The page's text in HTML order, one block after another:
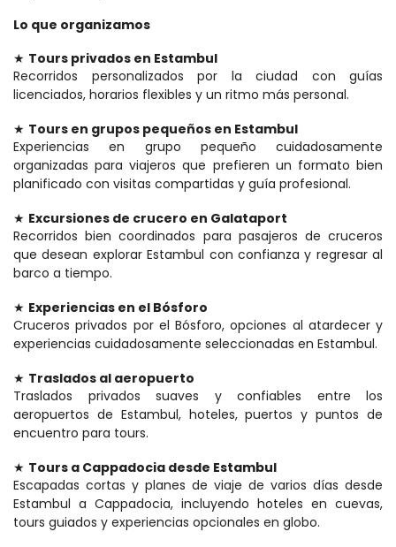
Lo que organizamos
★ Tours privados en Estambul
Recorridos personalizados por la ciudad con guías
licenciados, horarios flexibles y un ritmo más personal.
★ Tours en grupos pequeños en Estambul
Experiencias en grupo pequeño cuidadosamente
organizadas para viajeros que prefieren un formato bien
planificado con visitas compartidas y guía profesional.
★ Excursiones de crucero en Galataport
Recorridos bien coordinados para pasajeros de cruceros
que desean explorar Estambul con confianza y regresar al
barco a tiempo.
★ Experiencias en el Bósforo
Cruceros privados por el Bósforo, opciones al atardecer y
experiencias cuidadosamente seleccionadas en Estambul.
★ Traslados al aeropuerto
Traslados privados suaves y confiables entre los
aeropuertos de Estambul, hoteles, puertos y puntos de
encuentro para tours.
★ Tours a Cappadocia desde Estambul
Escapadas cortas y planes de viaje de varios días desde
Estambul a Cappadocia, incluyendo hoteles en cuevas,
tours guiados y experiencias opcionales en globo.